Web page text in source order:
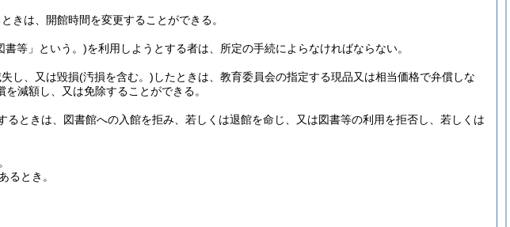
きは、開館時間を変更することができる。
書等」という。)を利用しようとする者は、所定の手続によらなければならない。
し、又は毀損(汚損を含む。) したときは、教育委員会の指定する現品又は相当価格で弁償しな
減額し、又は免除することができる。
るときは、図書館への入館を拒み、若しくは退館を命じ、又は図書等の利用を拒否し、若しくは
るとき。